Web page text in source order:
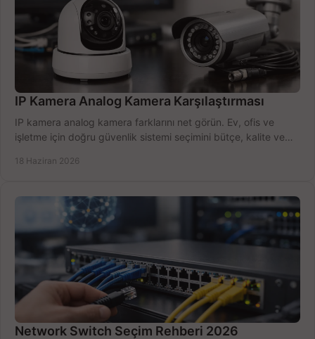
IP Kamera Analog Kamera Karşılaştırması
IP kamera analog kamera farklarını net görün. Ev, ofis ve
işletme için doğru güvenlik sistemi seçimini bütçe, kalite ve
18 Haziran 2026
Network Switch Seçim Rehberi 2026